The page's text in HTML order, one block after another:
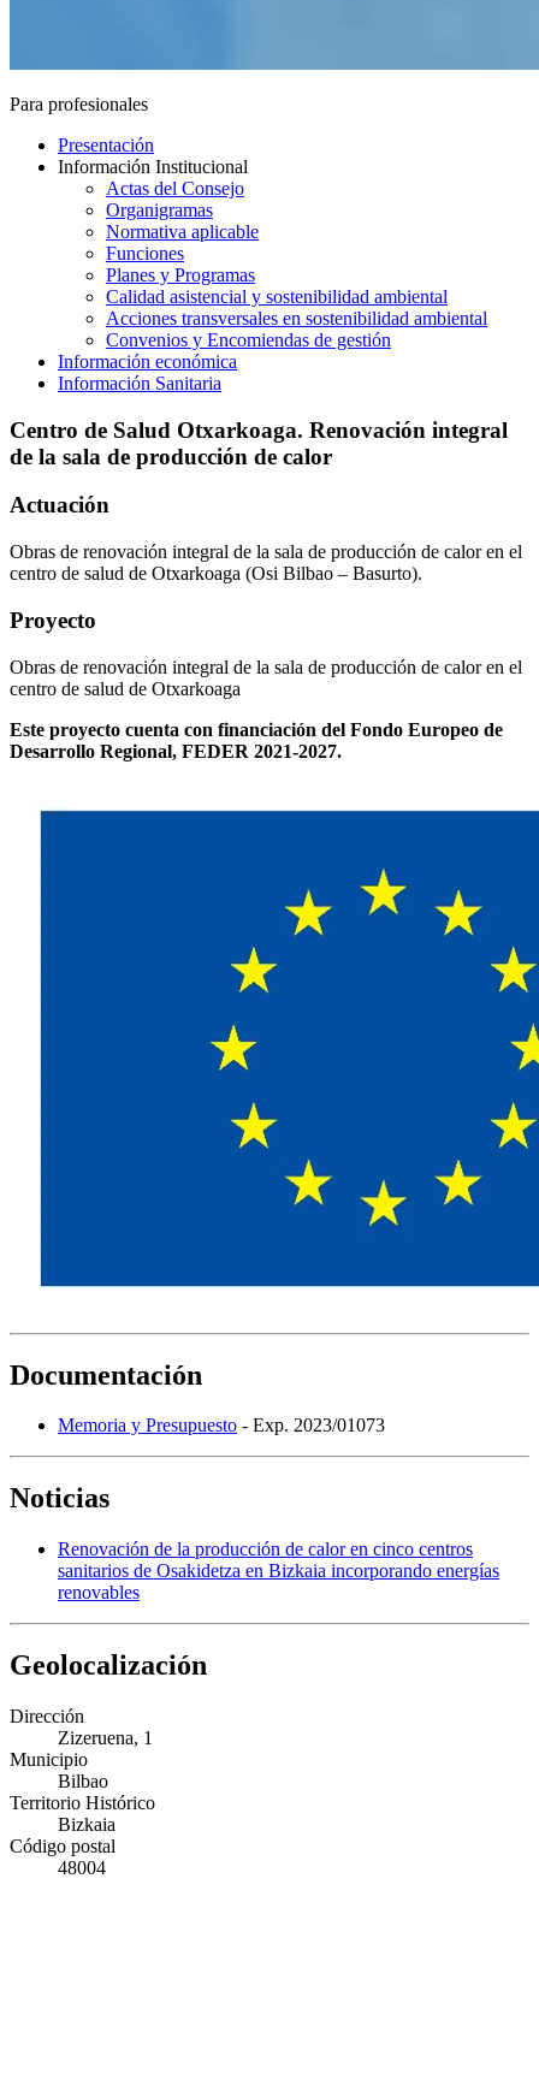
Para profesionales
Presentación
Información Institucional
Actas del Consejo
Organigramas
Normativa aplicable
Funciones
Planes y Programas
Calidad asistencial y sostenibilidad ambiental
Acciones transversales en sostenibilidad ambiental
Convenios y Encomiendas de gestión
Información económica
Información Sanitaria
Centro de Salud Otxarkoaga. Renovación integral
de la sala de producción de calor
Actuación
Obras de renovación integral de la sala de producción de calor en el
centro de salud de Otxarkoaga (Osi Bilbao – Basurto).
Proyecto
Obras de renovación integral de la sala de producción de calor en el
centro de salud de Otxarkoaga
Este proyecto cuenta con financiación del Fondo Europeo de
Desarrollo Regional, FEDER 2021-2027.
Documentación
Memoria y Presupuesto - Exp. 2023/01073
Noticias
Renovación de la producción de calor en cinco centros
sanitarios de Osakidetza en Bizkaia incorporando energías
renovables
Geolocalización
Dirección
Zizeruena, 1
Municipio
Bilbao
Territorio Histórico
Bizkaia
Código postal
48004